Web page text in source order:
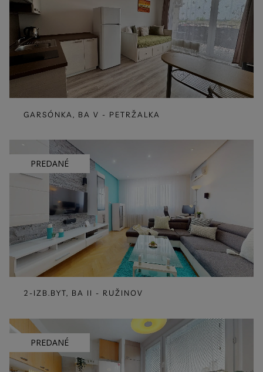
GARSÓNKA, BA V - PETRŽALKA
2-IZB.BYT, BA II - RUŽINOV
PREDANÉ
PREDANÉ